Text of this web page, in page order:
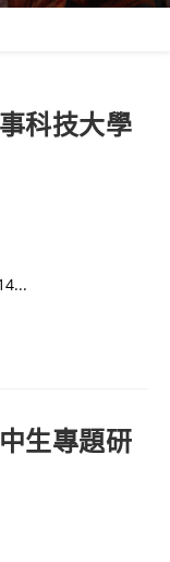
科技大學
生專題研